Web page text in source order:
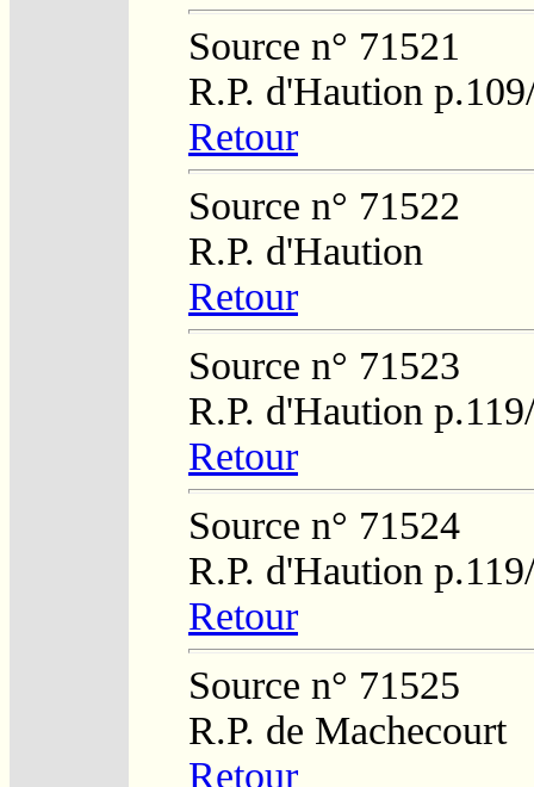
Source n° 71521
R.P. d'Haution
Retour
Source n° 71522
R.P. d'Haution
Retour
Source n° 71523
R.P. d'Haution
Retour
Source n° 71524
R.P. d'Haution
Retour
Source n° 71525
R.P. de Machecourt
Retour